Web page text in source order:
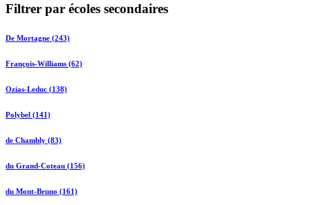
Filtrer par écoles secondaires
De Mortagne (243)
François-Williams (62)
Ozias-Leduc (138)
Polybel (141)
de Chambly (83)
du Grand-Coteau (156)
du Mont-Bruno (161)